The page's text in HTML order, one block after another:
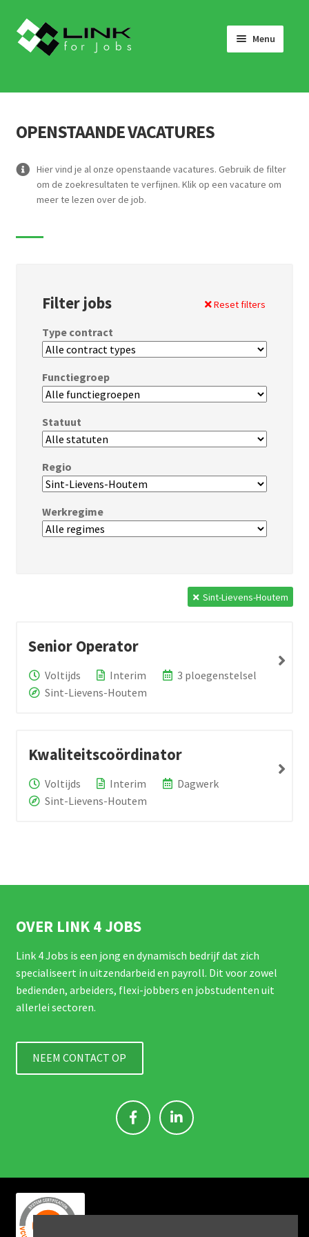
to
navigation
to
content
Menu
LINK 4 JOBS VOOR BEDRIJVEN
OVER ONS
OPENSTAANDE VACATURES
Hier vind je al onze openstaande vacatures. Gebruik de filter
om de zoekresultaten te verfijnen. Klik op een vacature om
meer te lezen over de job.
Filter jobs Reset filters
Type contract
Functiegroep
Statuut
Regio
Werkregime
Sint-Lievens-Houtem
Senior Operator
Voltijds Interim
3 ploegenstelsel
Sint-Lievens-Houtem
Kwaliteitscoördinator
Voltijds Interim
Dagwerk
Sint-Lievens-Houtem
OVER LINK 4 JOBS
Link 4 Jobs is een jong en dynamisch bedrijf dat zich
specialiseert in uitzendarbeid en payroll. Dit voor zowel
bedienden, arbeiders, flexi-jobbers en jobstudenten uit
allerlei sectoren.
NEEM CONTACT OP